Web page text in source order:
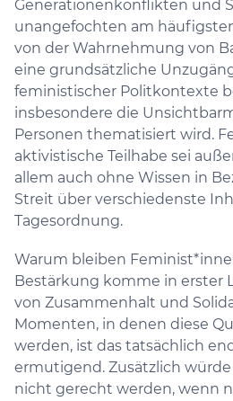
Generationenkonflikten und
unangefochten am
von der Wahrnehmung von
eine grundsätzliche
feministischer Politkontexte
insbesondere die
Personen thematisiert wird.
aktivistische Teilhabe sei
allem auch ohne Wissen in
Streit über verschiedenste
Tagesordnung.
Warum bleiben
Bestärkung komme in erster
von Zusammenhalt und
Momenten, in denen diese
werden, ist das tatsächlich
ermutigend. Zusätzlich
nicht gerecht werden, wenn